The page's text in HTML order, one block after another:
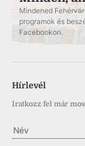
Mindened
programok és
Facebookon.
Hírlevél
Iratkozz fel már